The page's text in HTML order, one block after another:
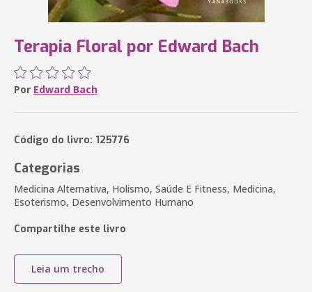
Terapia Floral por Edward Bach
Por Edward Bach
Código do livro: 125776
Categorias
Medicina Alternativa, Holismo, Saúde E Fitness, Medicina,
Esoterismo, Desenvolvimento Humano
Compartilhe este livro
Leia um trecho